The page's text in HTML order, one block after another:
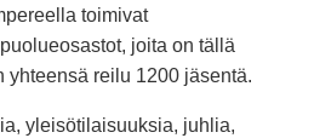
toimivat
joita on tällä
yhteensä reilu 1200 jäsentä.
yleisötilaisuuksia, juhlia,